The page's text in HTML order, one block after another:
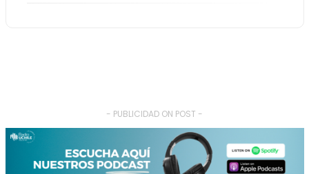
- PUBLICIDAD ON POST -